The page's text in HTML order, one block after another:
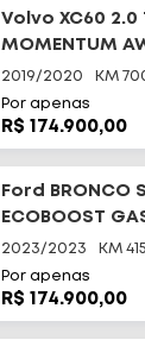
Volvo XC60 2.0
MOMENTUM
2019/2020 KM
Por apenas
R$ 174.900,00
Ford BRONCO
ECOBOOST
4X4 SE
2023/2023 KM
Por apenas
R$ 174.900,00